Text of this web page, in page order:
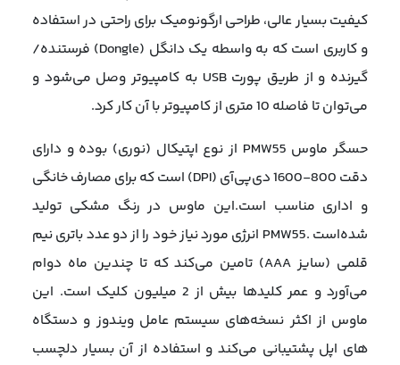
کیفیت بسیار عالی، طراحی ارگونومیک برای راحتی در استفاده
و کاربری است که به واسطه یک دانگل (Dongle) فرستنده/
گیرنده و از طریق پورت USB به کامپیوتر وصل می‌شود و
می‌توان تا فاصله 10 متری از کامپیوتر با آن کار کرد.
حسگر ماوس PMW55 از نوع اپتیکال (نوری) بوده و دارای
دقت 800-1600 دی‌پی‌آی (DPI) است که برای مصارف خانگی
و اداری مناسب است.این ماوس در رنگ مشکی تولید
شده‌است .PMW55 انرژی مورد نیاز خود را از دو عدد باتری نیم
‌قلمی (سایز AAA) تامین می‌کند که تا چندین ماه دوام
می‌آورد و عمر کلیدها بیش از 2 میلیون کلیک است. این
ماوس از اکثر نسخه‌های سیستم عامل‌ ویندوز و دستگاه
های اپل پشتیبانی می‌کند و استفاده از آن بسیار دلچسب